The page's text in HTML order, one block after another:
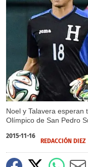
Noel y Talavera
Olímpico de San Pedro
2015-11-16
REDACCIÓN DIEZ